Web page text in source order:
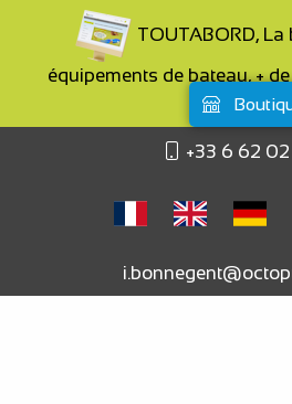
TOUTABORD,
équipements de bateau, +
+33 6 62 02